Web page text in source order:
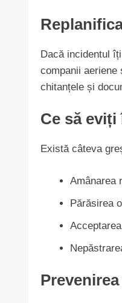
Dacă incidentul
companii
chitanțele și
Ce să
Există câteva
Amânarea
Părăsirea